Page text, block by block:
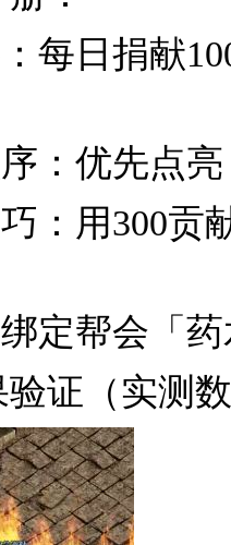
每日捐献
：优先点
：用300贡
定帮会「
证（实测